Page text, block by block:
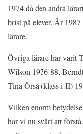
1974 då den andra
brist på elever. År
lärare.
Övriga lärare har varit
Wilson 1976-88,
Tina Örså (klass i-II)
Vilken enorm
har vi nu svårt att